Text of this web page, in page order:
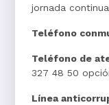
jornada continua
Teléfono
Teléfono de
327 48 50
Línea